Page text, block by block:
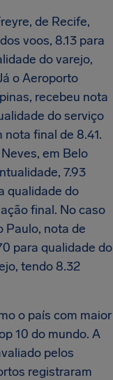
de Recife,
voos, 8.13 para
do varejo,
o Aeroporto
recebeu nota
do serviço
final de 8.41.
em Belo
7.93
qualidade do
final. No caso
Paulo, nota de
para qualidade do
tendo 8.32
o país com maior
10 do mundo. A
pelos
registraram